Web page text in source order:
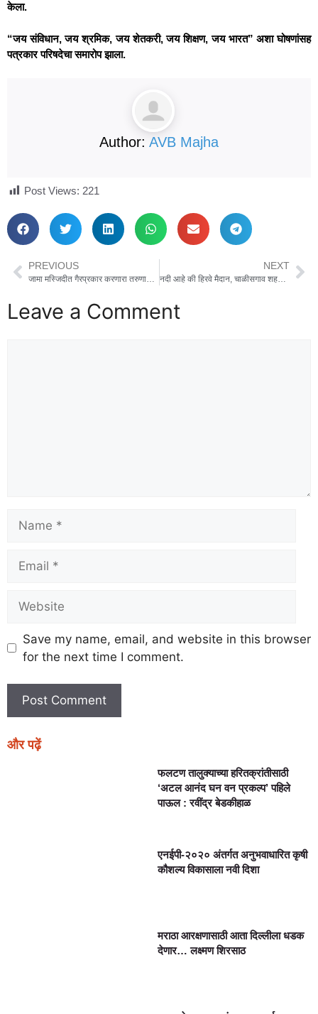
केला.
“जय संविधान, जय श्रमिक, जय शेतकरी, जय शिक्षण, जय भारत” अशा घोषणांसह
पत्रकार परिषदेचा समारोप झाला.
Author: AVB Majha
Post Views: 221
PREVIOUS NEXT
नदी आहे की हिरवे मैदान, चाळीसगाव शहरातील तितूर नदी जलपर्णीच्या विळख्यात, नदी स्वच्छ करण्याची नागकांची मागणी
Leave a Comment
Save my name, email, and website in this browser
for the next time I comment.
और पढ़ें
फलटण तालुक्याच्या हरितक्रांतीसाठी
‘अटल आनंद घन वन प्रकल्प’ पहिले
पाऊल : रवींद्र बेडकीहाळ
एनईपी-२०२० अंतर्गत अनुभवाधारित कृषी
कौशल्य विकासाला नवी दिशा
मराठा आरक्षणासाठी आता दिल्लीला धडक
देणार… लक्ष्मण शिरसाठ